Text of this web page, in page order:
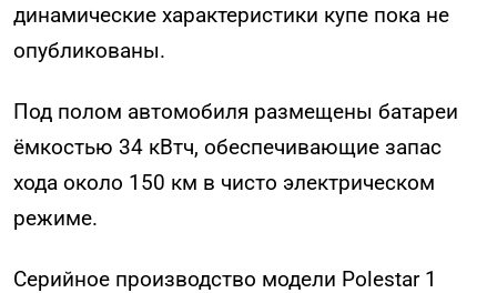
динамические характеристики купе пока не
опубликованы.
Под полом автомобиля размещены батареи
ёмкостью 34 кВтч, обеспечивающие запас
хода около 150 км в чисто электрическом
режиме.
Серийное производство модели Polestar 1